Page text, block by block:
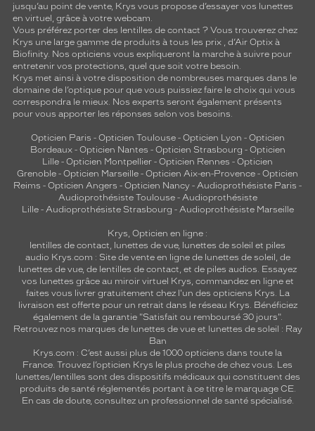
jusqu’au point de vente, Krys vous propose d’essayer vos lunettes
en virtuel, grâce à votre webcam.
Vous préférez porter des lentilles de contact ? Vous trouverez chez
Krys une large gamme de produits à tous les prix , d’Air Optix à
Biofinity. Nos opticiens vous expliqueront la marche à suivre pour
entretenir vos protections, quel que soit votre besoin.
Krys met ainsi à votre disposition de nombreuses marques dans le
domaine de l’optique pour que vous puissiez faire le choix qui vous
correspondra le mieux. Nos experts seront également présents
pour vous apporter les réponses selon vos besoins.
Opticien Paris - Opticien Toulouse- Opticien Lyon - Opticien
Bordeaux- Opticien Nantes - Opticien Strasbourg - Opticien
Lille - Opticien Montpellier - Opticien Rennes - Opticien
Grenoble - Opticien Marseille - Opticien Aix-en-Provence - Opticien
Reims - Opticien Angers - Opticien Nancy - Audioprothésiste Paris -
Audioprothésiste Toulouse- Audioprothésiste
Lille- Audioprothésiste Strasbourg - Audioprothésiste Marseille
Krys, Opticien en ligne :
lentilles de contact, lunettes de vue, lunettes de soleil et piles
audio Krys.com : Site de vente en ligne de lunettes de soleil, de
lunettes de vue, de lentilles de contact, et de piles audios. Essayez
vos lunettes grâce au miroir virtuel Krys, commandez en ligne et
faites vous livrer gratuitement chez l'un des opticiens Krys. La
livraison est offerte pour un retrait dans le réseau Krys. Bénéficiez
également de la garantie "Satisfait ou remboursé 30 jours".
Retrouvez nos marques de lunettes de vue et lunettes de soleil : Ray
Ban
Krys.com : C’est aussi plus de 1000 opticiens dans toute la
France. Trouvez l’opticien Krys le plus proche de chez vous. Les
lunettes/lentilles sont des dispositifs médicaux qui constituent des
produits de santé réglementés portant à ce titre le marquage CE.
En cas de doute, consultez un professionnel de santé spécialisé.